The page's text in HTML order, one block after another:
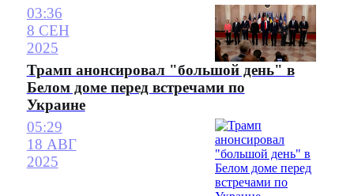
03:36
8 СЕН
2025
Трамп анонсировал "большой день" в
Белом доме перед встречами по
Украине
05:29
18 АВГ
2025